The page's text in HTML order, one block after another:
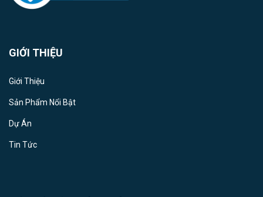
GIỚI THIỆU
Giới Thiệu
Sản Phẩm Nổi Bật
Dự Án
Tin Tức